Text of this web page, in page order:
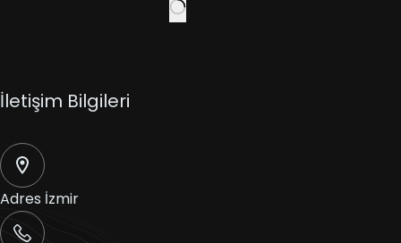
İletişim Bilgileri
Adres İzmir